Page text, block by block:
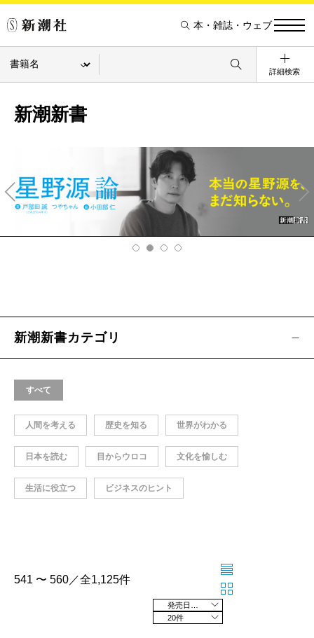
本・雑誌・ウェブ
詳細検索
新潮新書
v
Ne
xt
新潮新書カテゴリ
すべて
人間を考える 歴史を知る 世界がわかる
日本を読む 目からウロコ 文化を愉しむ
生活に役立つ ビジネスのヒント
541 〜 560／全1,125件
20件